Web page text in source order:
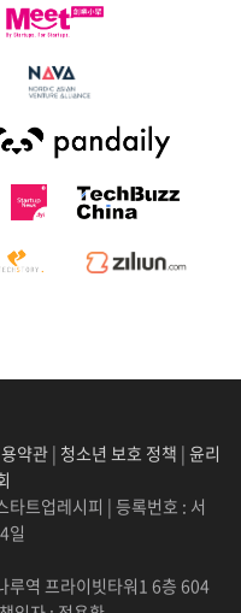
약관 | 청소년 보호 정책 | 윤리
타트업레시피 | 등록번호 : 서
일
루역 프라이빗타워1 6층 604